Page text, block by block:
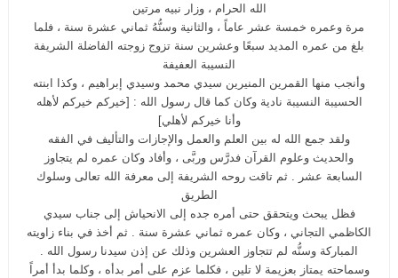
الله الحرام ، وزار نبيه مرتين
مرة وعمره خمسة عشر عاماً ، والثانية وسنُّهُ ثماني عشرة سنة ، فلما
بلغ من عمره المديد سبعًا وعشرين سنة تزوج زوجته الفاضلة الشريفة
النسيبة العفيفة
وأنجب منها القمرين المنيرين سيدي محمد وسيدي إبراهيم ، وكذا ابنته
الحسيبة النسيبة نادية وكان كما قال رسول الله : [خيركم خيركم لأهله
وأنا خيركم لأهلي]
ولقد جمع الله له بين العلم والعمل والإجازات والتأليف في الفقه
والحديث وعلوم القرآن فدرَّس وربَّى ، وأفاد وكان عمره لم يتجاوز
السابعة عشر . ثم تاقت روحه الشريفة إلى معرفة الله تعالى وسلوك
الطريق
فظل يبحث ويتحقق حتى أمره جده إلى الانحياش إلى جناب سيدي
الكاظمي التجاني ، وكان عمره ثماني عشرة سنة . ثم أخذ في بناء زاويته
المباركة وسنُّه لم تتجاوز العشرين وذلك عن إذن سيدنا رسول الله .
وسماحته يمتاز بعزيمة لا تلين ، فكلما عزم على أمر بدأه ، وكلما بدأ أمراً